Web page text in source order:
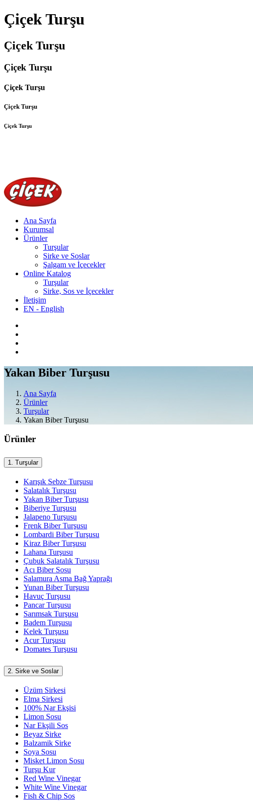
Çiçek Turşu
Çiçek Turşu
Çiçek Turşu
Çiçek Turşu
Çiçek Turşu
Çiçek Turşu
Ana Sayfa
Kurumsal
Ürünler
Turşular
Sirke ve Soslar
Şalgam ve İçecekler
Online Katalog
Turşular
Sirke, Sos ve İçecekler
İletişim
EN - English
Yakan Biber Turşusu
Ana Sayfa
Ürünler
Turşular
Yakan Biber Turşusu
Ürünler
1. Turşular
Karışık Sebze Turşusu
Salatalık Turşusu
Yakan Biber Turşusu
Biberiye Turşusu
Jalapeno Turşusu
Frenk Biber Turşusu
Lombardi Biber Turşusu
Kiraz Biber Turşusu
Lahana Turşusu
Çubuk Salatalık Turşusu
Acı Biber Sosu
Salamura Asma Bağ Yaprağı
Yunan Biber Turşusu
Havuç Turşusu
Pancar Turşusu
Sarımsak Turşusu
Badem Turşusu
Kelek Turşusu
Acur Turşusu
Domates Turşusu
2. Sirke ve Soslar
Üzüm Sirkesi
Elma Sirkesi
100% Nar Ekşisi
Limon Sosu
Nar Ekşili Sos
Beyaz Sirke
Balzamik Sirke
Soya Sosu
Misket Limon Sosu
Turşu Kur
Red Wine Vinegar
White Wine Vinegar
Fish & Chip Sos